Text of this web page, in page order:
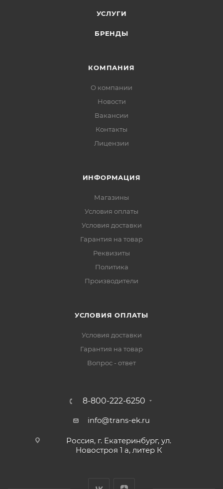
УСЛУГИ
БРЕНДЫ
КОМПАНИЯ
О компании
Новости
Вакансии
Контакты
Лицензии
ИНФОРМАЦИЯ
Магазины
Условия оплаты
Условия доставки
Гарантия на товар
Реквизиты
Политика
Производители
УСЛОВИЯ ОПЛАТЫ
Условия доставки
Гарантия на товар
Вопрос - ответ
8-800-222-6250
info@trans-ek.ru
Россия, г. Екатеринбург, ул.
Новостроя 1 а, литер К